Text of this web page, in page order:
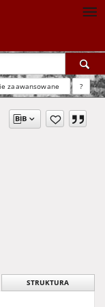
zaawansowane ?
STRUKTURA